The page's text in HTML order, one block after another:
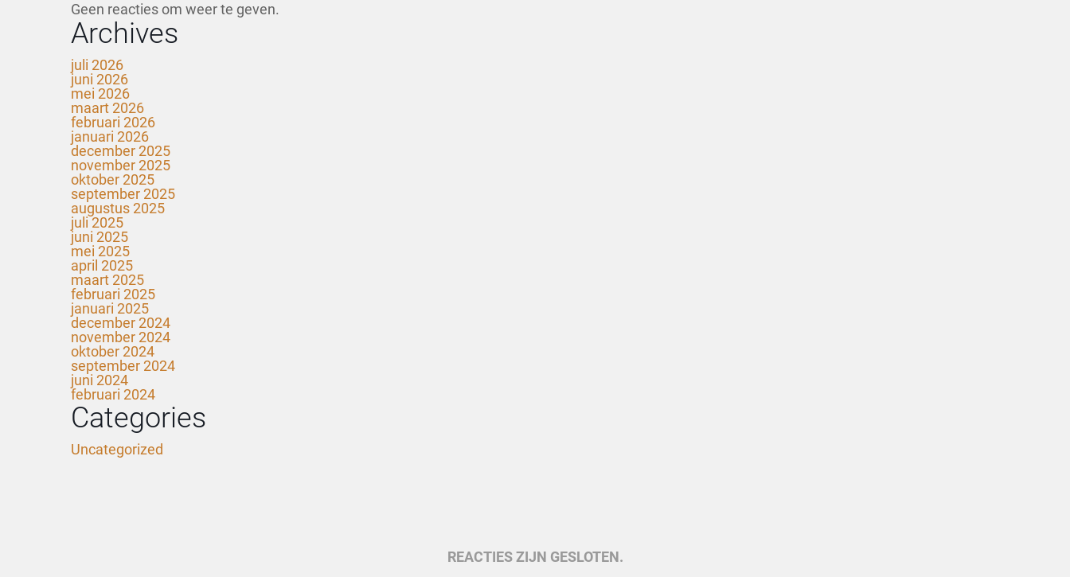
Geen reacties om weer te geven.
Archives
juli 2026
juni 2026
mei 2026
maart 2026
februari 2026
januari 2026
december 2025
november 2025
oktober 2025
september 2025
augustus 2025
juli 2025
juni 2025
mei 2025
april 2025
maart 2025
februari 2025
januari 2025
december 2024
november 2024
oktober 2024
september 2024
juni 2024
februari 2024
Categories
Uncategorized
REACTIES ZIJN GESLOTEN.